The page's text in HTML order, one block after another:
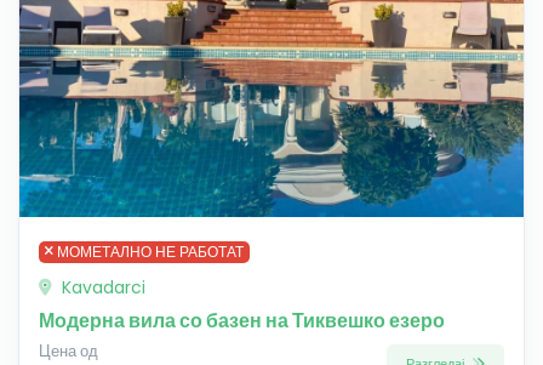
МОМЕТАЛНО НЕ РАБОТАТ
Kavadarci
Модерна вила со базен на Тиквешко езеро
Цена од